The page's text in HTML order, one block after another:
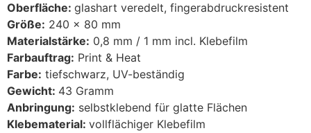
Oberfläche: glashart veredelt, fingerabdruckresistent
Größe: 240 x 80 mm
Materialstärke: 0,8 mm / 1 mm incl. Klebefilm
Farbauftrag: Print & Heat
Farbe: tiefschwarz, UV-beständig
Gewicht: 43 Gramm
Anbringung: selbstklebend für glatte Flächen
Klebematerial: vollflächiger Klebefilm